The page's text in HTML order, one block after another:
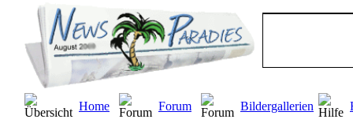
Home Forum Bildergallerien